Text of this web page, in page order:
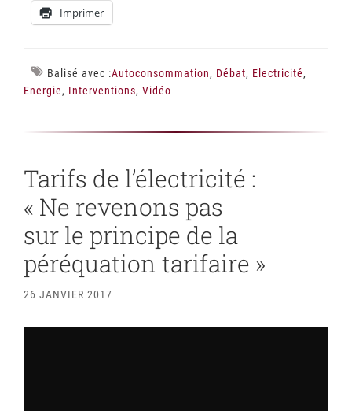
Imprimer
Balisé avec :Autoconsommation, Débat, Electricité,
Energie, Interventions, Vidéo
Tarifs de l’électricité :
« Ne revenons pas
sur le principe de la
péréquation tarifaire »
26 JANVIER 2017